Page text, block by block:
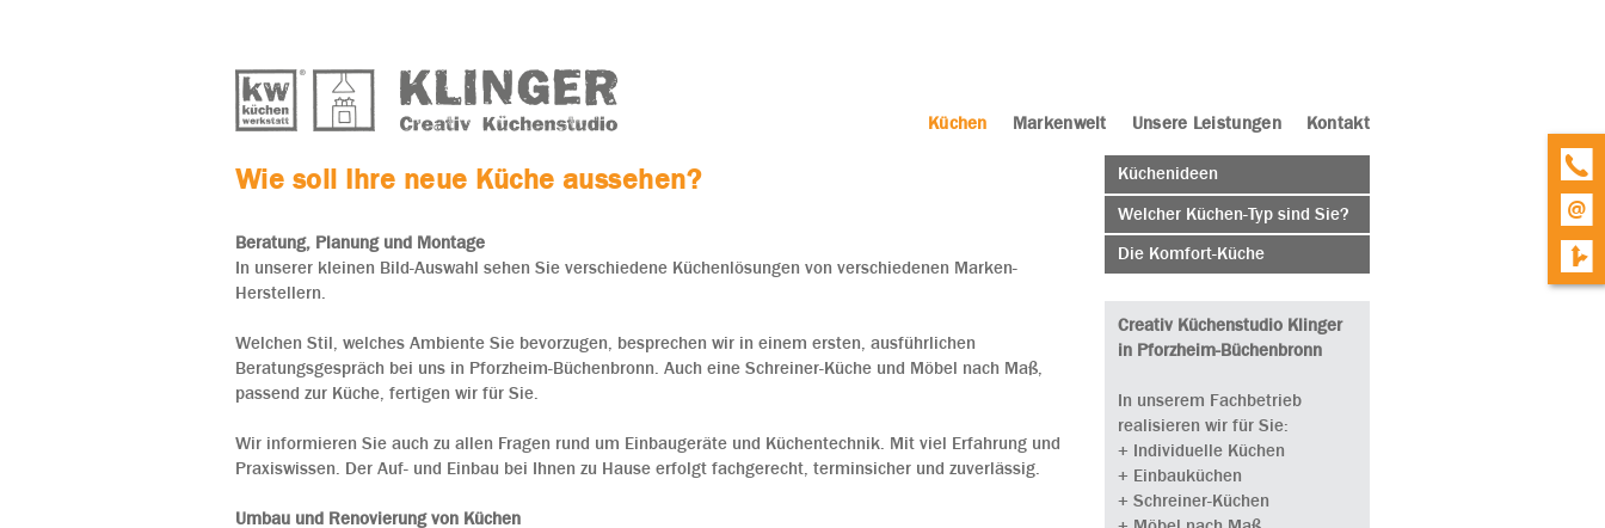
Küchen Markenwelt Unsere Leistungen Kontakt
Wie soll Ihre neue Küche aussehen?
Beratung, Planung und Montage
In unserer kleinen Bild-Auswahl sehen Sie verschiedene Küchenlösungen von verschiedenen Marken-
Herstellern.
Welchen Stil, welches Ambiente Sie bevorzugen, besprechen wir in einem ersten, ausführlichen
Beratungsgespräch bei uns in Pforzheim-Büchenbronn. Auch eine Schreiner-Küche und Möbel nach Maß,
passend zur Küche, fertigen wir für Sie.
Wir informieren Sie auch zu allen Fragen rund um Einbaugeräte und Küchentechnik. Mit viel Erfahrung und
Praxiswissen. Der Auf- und Einbau bei Ihnen zu Hause erfolgt fachgerecht, terminsicher und zuverlässig.
Umbau und Renovierung von Küchen
Küchenideen
Welcher Küchen-Typ sind Sie?
Die Komfort-Küche
Creativ Küchenstudio Klinger
in Pforzheim-Büchenbronn
In unserem Fachbetrieb
realisieren wir für Sie:
+ Individuelle Küchen
+ Einbauküchen
+ Schreiner-Küchen